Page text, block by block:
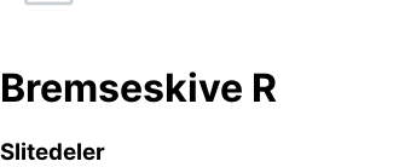
Bremseskive R
Slitedeler